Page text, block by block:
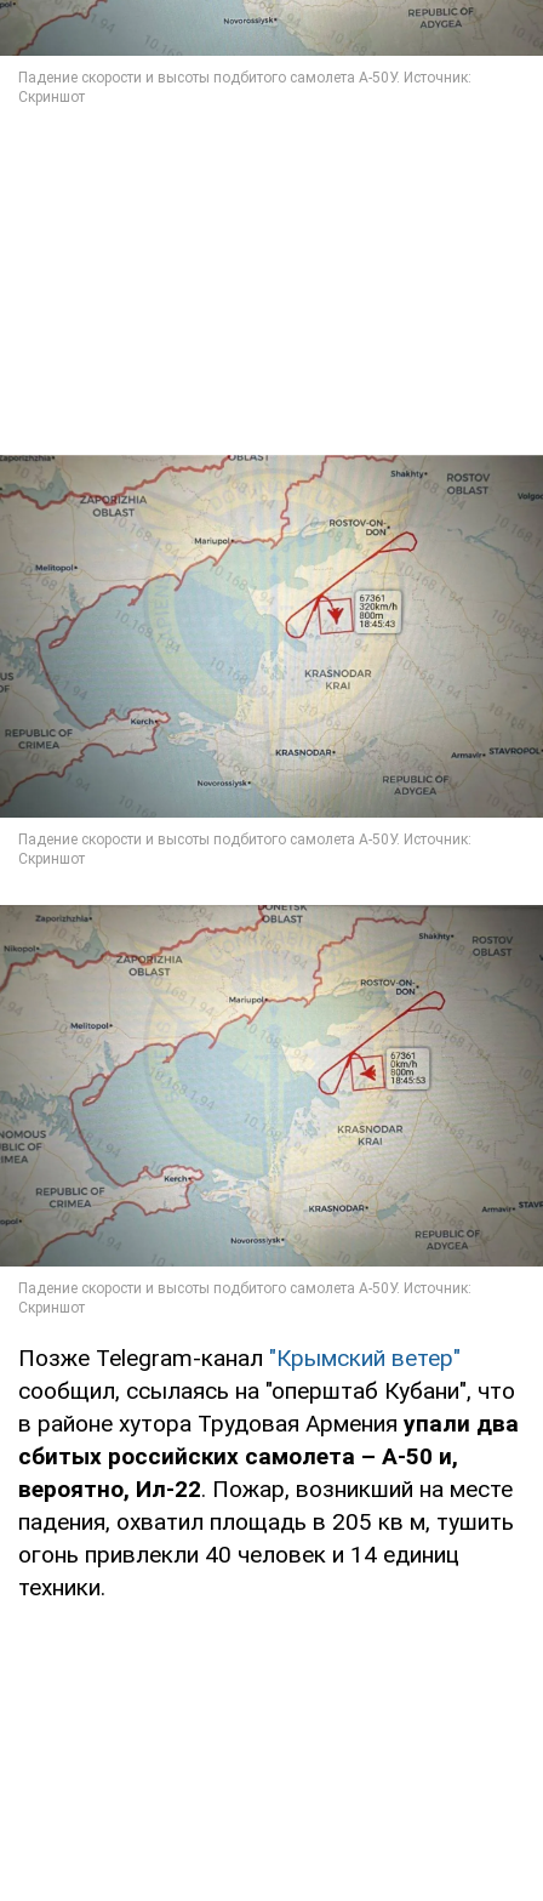
Позже Telegram-канал "Крымский ветер"
сообщил, ссылаясь на "оперштаб Кубани", что
в районе хутора Трудовая Армения упали два
сбитых российских самолета – А-50 и,
вероятно, Ил-22. Пожар, возникший на месте
падения, охватил площадь в 205 кв м, тушить
огонь привлекли 40 человек и 14 единиц
техники.